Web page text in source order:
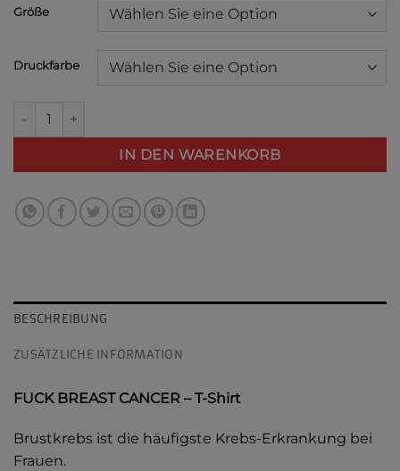
Größe
Druckfarbe
IN DEN WARENKORB
BESCHREIBUNG
ZUSÄTZLICHE INFORMATION
FUCK BREAST CANCER – T-Shirt
Brustkrebs ist die häufigste Krebs-Erkrankung bei
Frauen.